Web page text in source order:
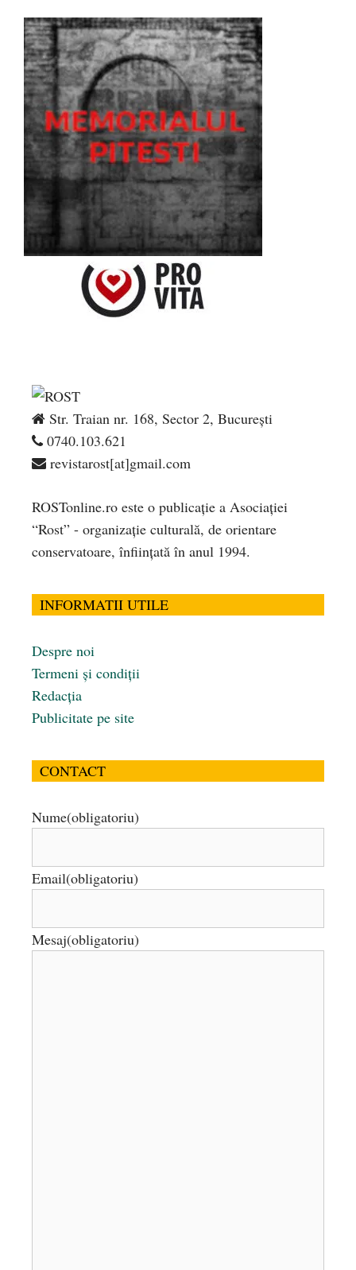
Str. Traian nr. 168, Sector 2, București
0740.103.621
revistarost[at]gmail.com
ROSTonline.ro este o publicaţie a Asociaţiei
“Rost” - organizaţie culturală, de orientare
conservatoare, înfiinţată în anul 1994.
INFORMATII UTILE
Despre noi
Termeni și condiții
Redacția
Publicitate pe site
CONTACT
Nume(obligatoriu)
Email(obligatoriu)
Mesaj(obligatoriu)